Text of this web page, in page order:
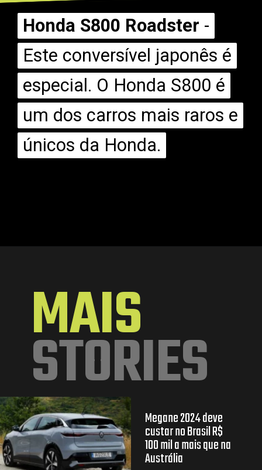
Honda S800 Roadster -
Este conversível japonês é
especial. O Honda S800 é
um dos carros mais raros e
únicos da Honda.
Honda S800 Roadster -
Este conversível japonês é
especial. O Honda S800 é
um dos carros mais raros e
únicos da Honda.
MAIS
STORIES
Megane 2024 deve
custar no Brasil R$
100 mil a mais que na
Austrália